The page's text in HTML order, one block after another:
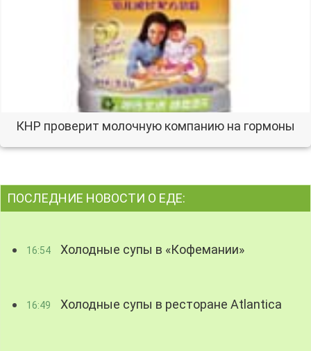
КНР проверит молочную компанию на гормоны
ПОСЛЕДНИЕ НОВОСТИ О ЕДЕ:
16:54 Холодные супы в «Кофемании»
16:49 Холодные супы в ресторане Atlantica